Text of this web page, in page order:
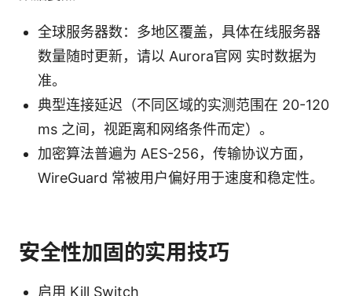
全球服务器数：多地区覆盖，具体在线服务器
数量随时更新，请以 Aurora官网 实时数据为
准。
典型连接延迟（不同区域的实测范围在 20-120
ms 之间，视距离和网络条件而定）。
加密算法普遍为 AES-256，传输协议方面，
WireGuard 常被用户偏好用于速度和稳定性。
安全性加固的实用技巧
启用 Kill Switch